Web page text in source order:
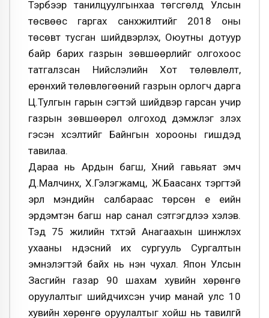
Тэрбээр танилцуулгынхаа төгсгөлд Улсын
төсвөөс гаргах санхүүжилтийг 2018 оны
төсөвт тусган шийдвэрлэх, Оюутны дотуур
байр барих газрын зөвшөөрлийг олгохоос
татгалзсан Нийслэлийн Хот төлөвлөлт,
ерөнхий төлөвлөгөөний газрын орлогч дарга
Ц.Тулгын гарын үсэгтэй шийдвэр гарсан учир
газрын зөвшөөрөл олгоход дэмжлэг үзүүлэх
гэсэн хүсэлтийг Байнгын хорооны гишүүдэд
тавилаа.
Дараа нь Ардын багш, Хүний гавьяат эмч
Д.Малчинхүү, Х.Гэлэгжамц, Ж.Баасанхүү тэргүүтэй
эрүүл мэндийн салбараас төрсөн үе үеийн
эрдэмтэн багш нар санал сэтгэгдлээ хэлэв.
Тэд 75 жилийн түүхтэй Анагаахын шинжлэх
ухааны үндэсний их сургууль Сургалтын
эмнэлэгтэй байх нь нэн чухал. Япон Улсын
Засгийн газар 90 шахам хувийн хөрөнгө
оруулалтыг шийдчихсэн учир манай улс 10
хувийн хөрөнгө оруулалтыг хойш нь тавилгүй